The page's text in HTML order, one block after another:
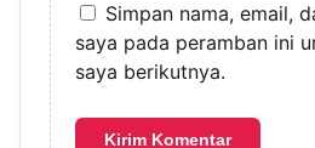
Simpan nama, email,
saya pada peramban ini
saya berikutnya.